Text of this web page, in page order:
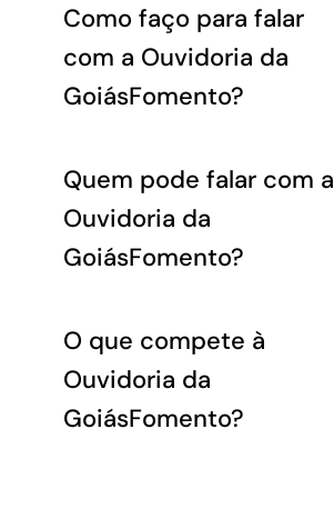
Como faço para falar
com a Ouvidoria da
GoiásFomento?
Quem pode falar com a
Ouvidoria da
GoiásFomento?
O que compete à
Ouvidoria da
GoiásFomento?